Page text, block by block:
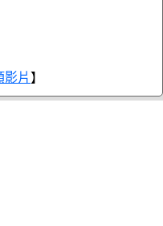
影片 】